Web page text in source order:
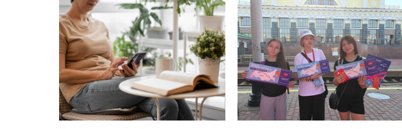
послали к водовозке. О проблеме в
сообществе «Текслер, помоги!» во
ВКонтакте рассказала одна из
горожанок. «На данное происшествие
аварийная бригада до сих пор не
приехала, и по словам гл.инженера
Шепелева А.Н. из обслуживающей
организации МУП ЗГО "Златоустовское
Водоснабжение" ул. Островского, 7,
никакие работы по восстановлению
подачи воды в дом проводиться не будут.
«Фестиваль является традиционным
открытым мероприятием, участие и вход
на Фестиваль бесплатные. Экологический
сбор от 300 рублей», - сообщают
организаторы. «Фестивалить» горожан
приглашают с 8 по 9 августа в палаточном
лагере на берегу реки Ай. Добраться туда
можно на рейсовом автобусе до
Веселовки – он отправится в 6:35, 13:21 и
18:01 от автовокзала. Кроме того, от
Центральной библиотеки до села будут